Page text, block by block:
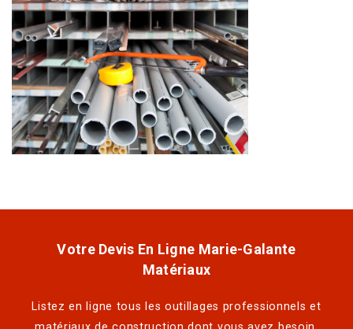
Votre Devis En Ligne Marie-Galante
Matériaux
Listez en ligne tous les outillages professionnels et